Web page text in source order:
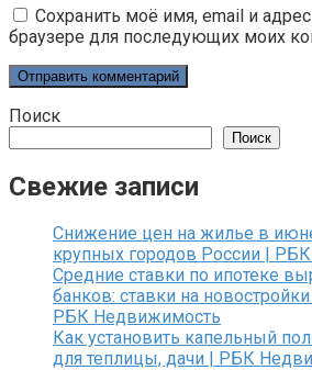
Сохранить моё имя, email и
браузере для последующих моих
Поиск
Поиск
Свежие записи
Снижение цен на жилье в
крупных городов России |
Средние ставки по ипотеке
банков: ставки на
РБК Недвижимость
Как установить капельный
для теплицы, дачи | РБК